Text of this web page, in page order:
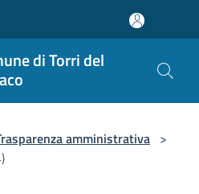
di Torri del
amministrativa >